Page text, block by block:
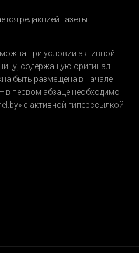
редакцией газеты
при условии активной
содержащую оригинал
быть размещена в начале
в первом абзаце необходимо
с активной гиперссылкой